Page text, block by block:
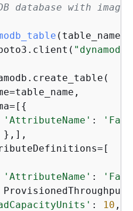
database with
( table_name,
"dynamodb"
{
'AttributeName' :
},],
'AttributeName' :
: 10 ,